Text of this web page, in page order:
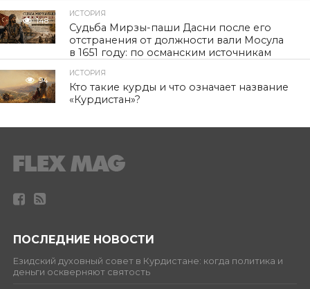
148
ИСТОРИЯ
Судьба Мирзы-паши Дасни после его
отстранения от должности вали Мосула
в 1651 году: по османским источникам
94
ИСТОРИЯ
Кто такие курды и что означает название
«Курдистан»?
ПОСЛЕДНИЕ НОВОСТИ
Езидский духовный совет в Курдистане: когда политика и
деньги оскверняют святость